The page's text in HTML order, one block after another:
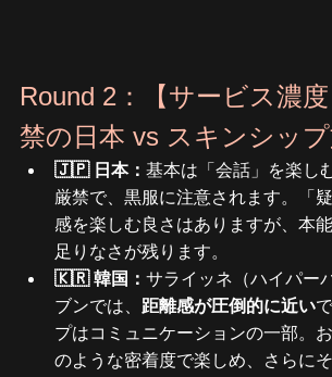
Round 2：【サービス濃
禁の日本 vs スキンシッ
🇯🇵 日本： 基本は「会話」を楽し
厳禁で、黒服に注意されます。「
感を楽しむ良さはありますが、本
足りなさが残ります。
🇰🇷 韓国： サライッネ（ハイパー
ブンでは、 距離感が圧倒的に近い
プはコミュニケーションの一部。
のような密着度で楽しめ、さらに